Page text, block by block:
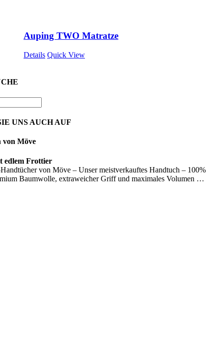
Auping TWO Matratze
Details Quick View
UNS AUCH AUF
von Möve
edlem Frottier
von Möve – Unser meistverkauftes Handtuch – 100%
Baumwolle, extraweicher Griff und maximales Volumen …